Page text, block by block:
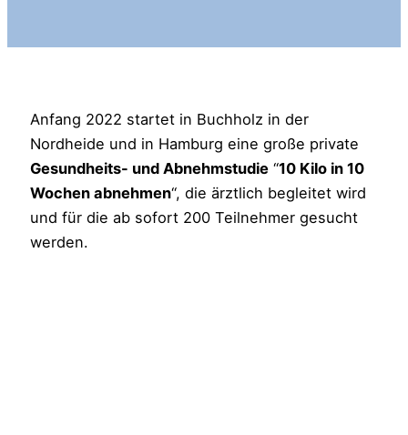
Anfang 2022 startet in Buchholz in der
Nordheide und in Hamburg eine große private
Gesundheits- und Abnehmstudie “10 Kilo in 10
Wochen abnehmen“, die ärztlich begleitet wird
und für die ab sofort 200 Teilnehmer gesucht
werden.